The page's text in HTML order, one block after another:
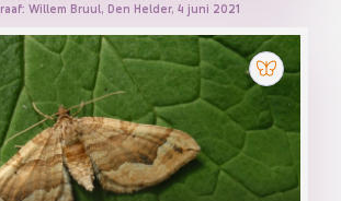
Willem Bruul, Den Helder, 4 juni 2021